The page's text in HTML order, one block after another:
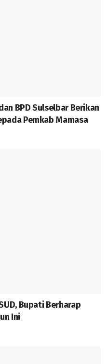
BPD Sulselbar Berikan
Pemkab Mamasa
Bupati Berharap
Ini